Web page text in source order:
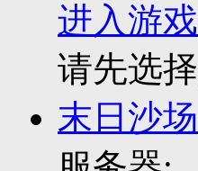
进入游戏
请先选
末日沙场